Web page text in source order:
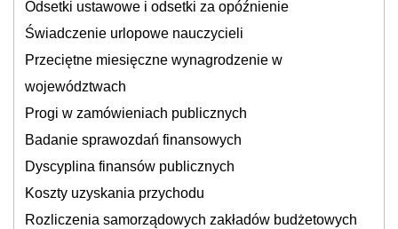
Odsetki ustawowe i odsetki za opóźnienie
Świadczenie urlopowe nauczycieli
Przeciętne miesięczne wynagrodzenie w
województwach
Progi w zamówieniach publicznych
Badanie sprawozdań finansowych
Dyscyplina finansów publicznych
Koszty uzyskania przychodu
Rozliczenia samorządowych zakładów budżetowych